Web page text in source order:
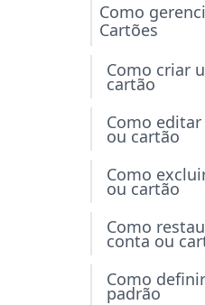
Como
Cartões
Como criar
cartão
Como
ou cartão
Como
ou cartão
Como
conta ou
Como
padrão